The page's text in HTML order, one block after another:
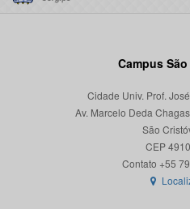
Campus
Cidade Univ. Prof.
Av. Marcelo Deda
São
CEP